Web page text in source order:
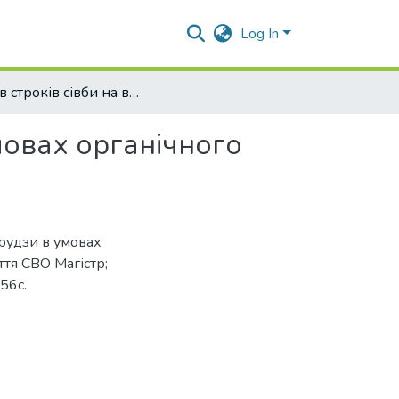
Log In
Вплив строків сівби на врожайність кукурудзи в умовах органічного земелробства
органічного
в умовах
СВО Магістр;